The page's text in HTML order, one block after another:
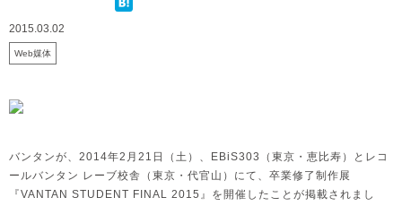
2015.03.02
Web媒体
バンタンが、2014年2月21日（土）、EBiS303（東京・恵比寿）とレコ
ールバンタン レーブ校舎（東京・代官山）にて、卒業修了制作展
『VANTAN STUDENT FINAL 2015』を開催したことが掲載されまし